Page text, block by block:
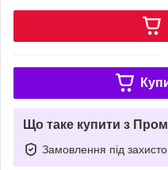
Що таке купити з
Замовлення під